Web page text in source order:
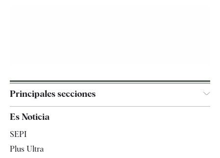
Principales secciones
Es Noticia
SEPI
Plus Ultra